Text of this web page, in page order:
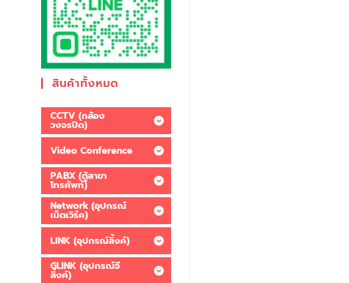
สินค้าทั้งหมด
CCTV (กล้อง
วงจรปิด)
Video Conference
PABX (ตู้สาขา
โทรศัพท์)
Network (อุปกรณ์
เน็ตเวิร์ค)
LINK (อุปกรณ์ลิ้งค์)
GLINK (อุปกรณ์จี
ลิ้งค์)